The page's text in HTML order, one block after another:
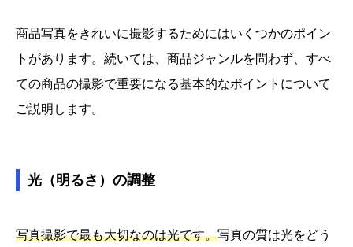
商品写真をきれいに撮影するためにはいくつかのポイン
トがあります。続いては、商品ジャンルを問わず、すべ
ての商品の撮影で重要になる基本的なポイントについて
ご説明します。
光（明るさ）の調整
写真撮影で最も大切なのは光です。写真の質は光をどう